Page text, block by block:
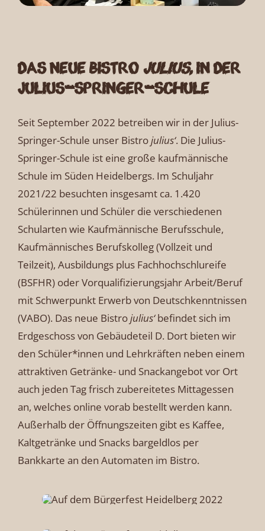
Das neue Bistro julius‘in der
Julius-Springer-Schule
Seit September 2022 betreiben wir in der Julius-
Springer-Schule unser Bistrojulius‘. Die Julius-
Springer-Schule ist eine große kaufmännische
Schule im Süden Heidelbergs. Im Schuljahr
2021/22 besuchten insgesamt ca. 1.420
Schülerinnen und Schüler die verschiedenen
Schularten wie Kaufmännische Berufsschule,
Kaufmännisches Berufskolleg (Vollzeit und
Teilzeit), Ausbildungs plus Fachhochschlureife
(BSFHR) oder Vorqualifizierungsjahr Arbeit/Beruf
mit Schwerpunkt Erwerb von Deutschkenntnissen
(VABO). Das neue Bistrojulius‘befindet sich im
Erdgeschoss von Gebäudeteil D. Dort bieten wir
den Schüler*innen und Lehrkräften neben einem
attraktiven Getränke- und Snackangebot vor Ort
auch jeden Tag frisch zubereitetes Mittagessen
an, welches online vorab bestellt werden kann.
Außerhalb der Öffnungszeiten gibt es Kaffee,
Kaltgetränke und Snacks bargeldlos per
Bankkarte an den Automaten im Bistro.